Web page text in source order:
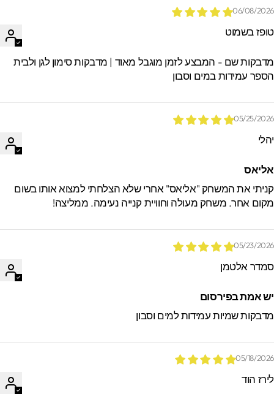
06/08/
בשמוט
שם - המבצע לזמן מוגבל מאוד | מדבקות סימון לגן ולבית
עמידות במים וסבון
05/25/
את המשחק "אליאס" אחרי שלא הצלחתי למצוא אותו בשום
אחר. משחק מעולה וחוויית קנייה נעימה. ממליצה!
05/23/
אלטמן
אמת בפירסום
שמיות עמידות למים וסבון
05/18/
הוד